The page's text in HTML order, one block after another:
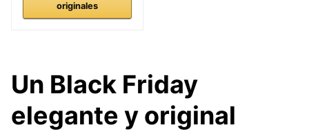
originales
Un Black Friday
elegante y original